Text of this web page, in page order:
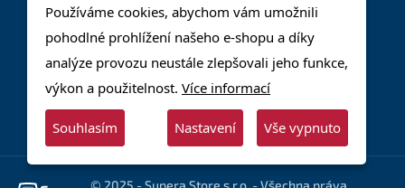
Používáme cookies, abychom vám umožnili
pohodlné prohlížení našeho e-shopu a díky
analýze provozu neustále zlepšovali jeho funkce,
výkon a použitelnost. Více informací
Souhlasím Nastavení Vše vypnuto